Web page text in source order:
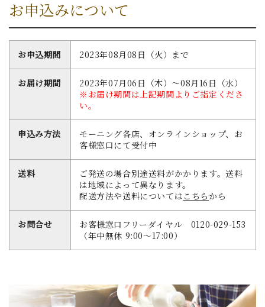
お申込みについて
お申込期間 2023年08月08日（火）まで
お届け期間
2023年07月06日（木）～08月16日（水）
※お届け期間は上記期間よりご指定くださ
い。
申込み方法
モーニング各店、オンラインショップ、お
客様窓口にて受付中
送料
ご発送の場合別途送料がかかります。送料
は地域によって異なります。
配送方法や送料については こちら から
お問合せ
お客様窓口フリーダイヤル 0120-029-153
（年中無休 9:00～17:00）